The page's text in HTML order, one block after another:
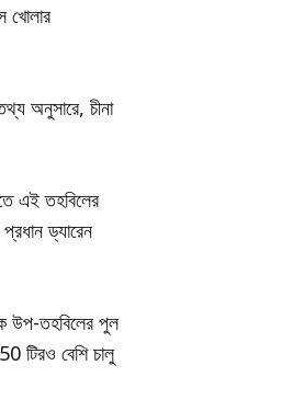
খোলার
অনুসারে, চীনা
এই তহবিলের
ড্যারেন
উপ-তহবিলের পুল
টিরও বেশি চালু